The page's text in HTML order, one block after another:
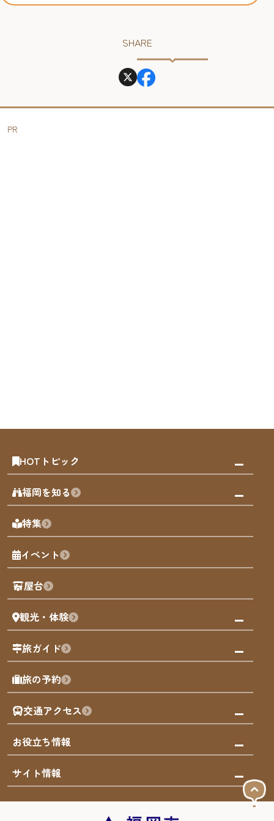
SHARE
PR
HOTトピック
みんなの旅行記
天神エリア
博多旧市街
福岡城
歴史・文化
福岡を知る
福岡の見どころ
福岡の魅力
観光カレンダー
観光PR動画
まち歩き
福岡グルメ
福岡を楽しむ
福岡のアート
福岡のナイトタイム
福岡の歴史・文化
サステナブルツーリズム
福岡検定
よかなび音声ガイド
特集
イベント
屋台
観光・体験
観る・遊ぶ
屋台
買う
体験
泊まる
旅ガイド
モデルコース
AIおまかせコース
オリジナルプラン
みんなの旅行記
旅の予約
交通アクセス
市内交通ガイド
お得なチケット
お役立ち情報
お知らせ
災害情報
サイト情報
まち歩き・体験プログラム掲載申込